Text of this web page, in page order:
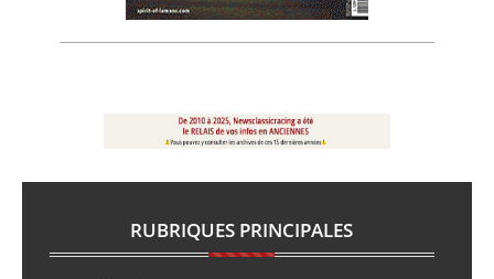
RUBRIQUES PRINCIPALES